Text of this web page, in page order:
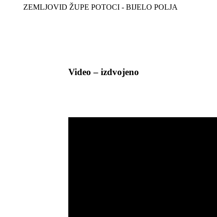
ZEMLJOVID ŽUPE POTOCI - BIJELO POLJA
Video – izdvojeno